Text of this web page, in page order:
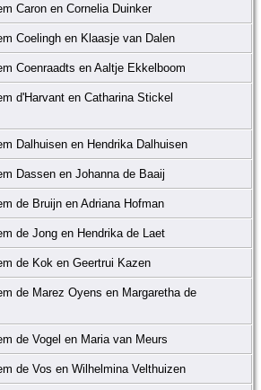
Caron en Cornelia Duinker
Coelingh en Klaasje van Dalen
Coenraadts en Aaltje Ekkelboom
d'Harvant en Catharina Stickel
Dalhuisen en Hendrika Dalhuisen
Dassen en Johanna de Baaij
de Bruijn en Adriana Hofman
de Jong en Hendrika de Laet
de Kok en Geertrui Kazen
de Marez Oyens en Margaretha de
de Vogel en Maria van Meurs
de Vos en Wilhelmina Velthuizen